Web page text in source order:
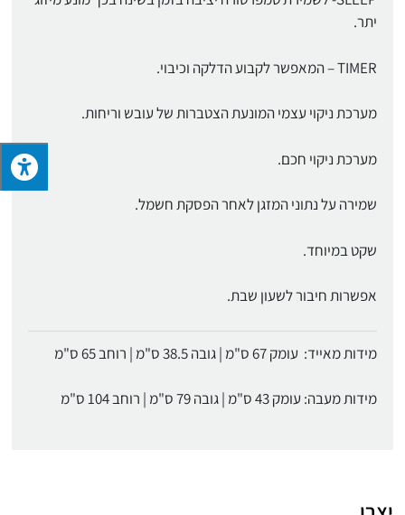
יתר.
TIMER – המאפשר לקבוע הדלקה וכיבוי.
מערכת ניקוי עצמי המונעת הצטברות של עובש וריחות.
מערכת ניקוי חכם.
שמירה על נתוני המזגן לאחר הפסקת חשמל.
שקט במיוחד.
אפשרות חיבור לשעון שבת.
מידות מאייד: עומק 67 ס"מ | גובה 38.5 ס"מ | רוחב 65 ס"מ
מידות מעבה: עומק 43 ס"מ | גובה 79 ס"מ | רוחב 104 ס"מ